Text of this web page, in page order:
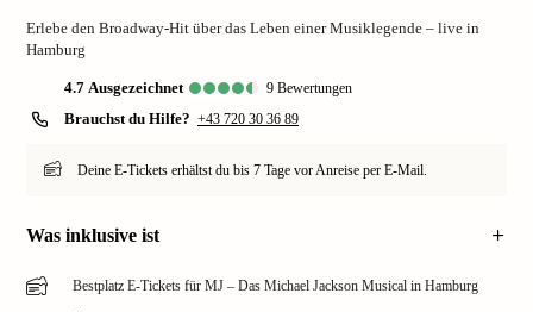
Erlebe den Broadway-Hit über das Leben einer Musiklegende – live in
Hamburg
4.7 ausgezeichnet 9 Bewertungen
Brauchst du Hilfe? +43 720 30 36 89
Deine E-Tickets erhältst du bis 7 Tage vor Anreise per E-Mail.
Was inklusive ist
Bestplatz E-Tickets für MJ – Das Michael Jackson Musical in Hamburg